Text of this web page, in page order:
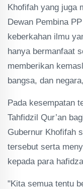
Khofifah yang juga
Dewan Pembina
keberkahan ilmu
hanya bermanfaat
memberikan
bangsa, dan
Pada kesempatan
Tahfidzil Qur’an
Gubernur Khofifah
tersebut serta
kepada para
"Kita semua tentu